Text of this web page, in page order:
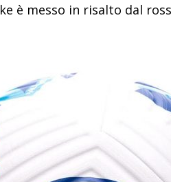
è messo in risalto dal